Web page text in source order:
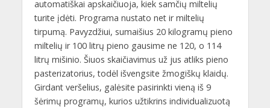
automatiškai apskaičiuoja, kiek samčių miltelių
turite įdėti. Programa nustato net ir miltelių
tirpumą. Pavyzdžiui, sumaišius 20 kilogramų pieno
miltelių ir 100 litrų pieno gausime ne 120, o 114
litrų mišinio. Šiuos skaičiavimus už jus atliks pieno
pasterizatorius, todėl išvengsite žmogiškų klaidų.
Girdant veršelius, galėsite pasirinkti vieną iš 9
šėrimų programų, kurios užtikrins individualizuotą